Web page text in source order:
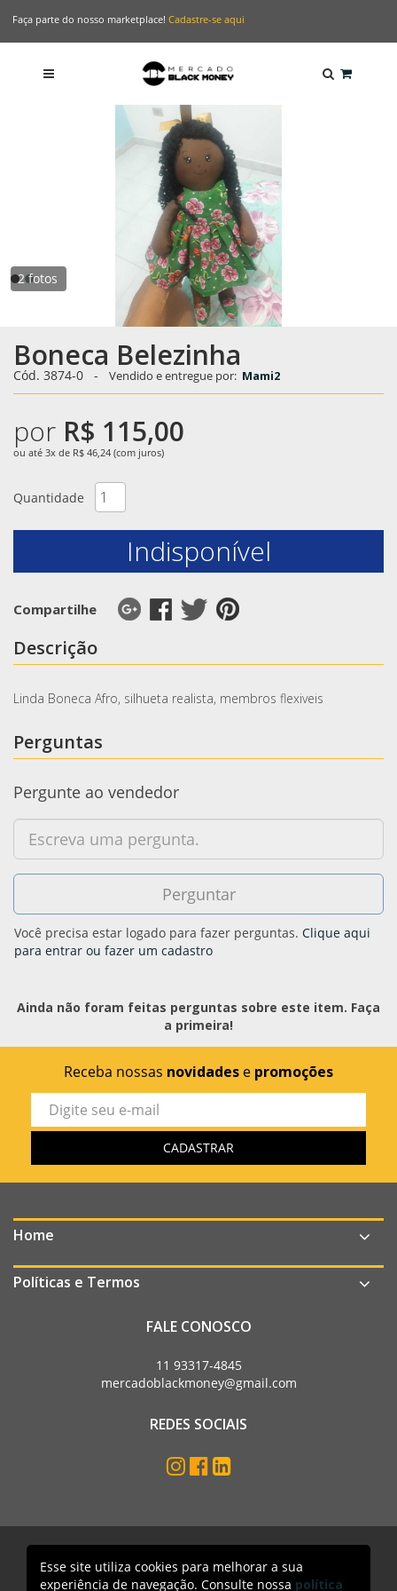
Faça parte do nosso marketplace! Cadastre-se aqui
2 fotos
Boneca Belezinha
Cód. 3874-0 - Vendido e entregue por: Mami2
por R$ 115,00
ou até 3x de R$ 46,24 (com juros)
Quantidade
Indisponível
Compartilhe
Descrição
Linda Boneca Afro, silhueta realista, membros flexiveis
Perguntas
Pergunte ao vendedor
Você precisa estar logado para fazer perguntas. Clique aqui
para entrar ou fazer um cadastro
Ainda não foram feitas perguntas sobre este item. Faça
a primeira!
Receba nossas novidades e promoções
Home
Políticas e Termos
FALE CONOSCO
11 93317-4845
mercadoblackmoney@gmail.com
REDES SOCIAIS
Mercado Black Money. Todos os direitos reservados
Esse site utiliza cookies para melhorar a sua
experiência de navegação. Consulte nossa política